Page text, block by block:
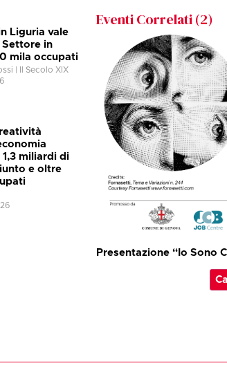
Liguria vale
Settore in
mila occupati
| Il Secolo XIX
1,3 miliardi di
e oltre
Eventi Correlati (2)
Presentazione “Io Sono